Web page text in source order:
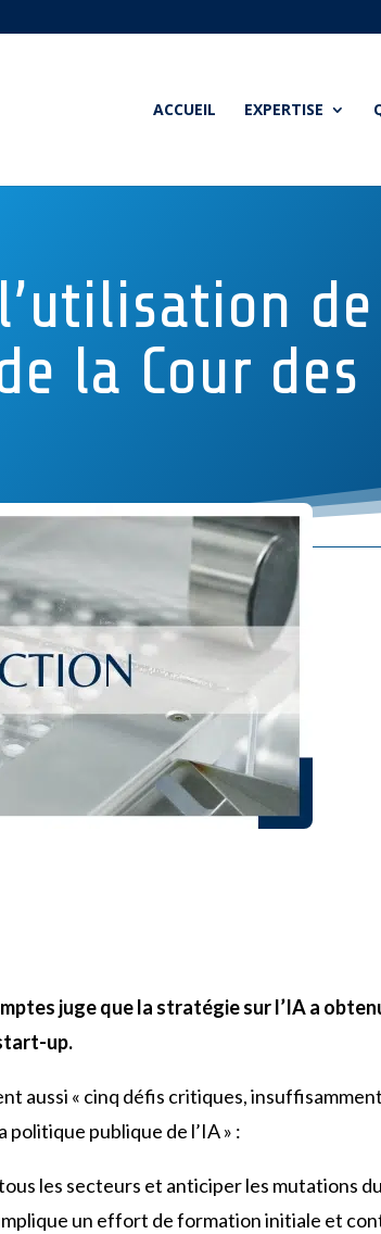
ACCUEIL EXPERTISE
de
la Cour des
juge que la stratégie sur l’IA a
up.
aussi « cinq défis critiques,
publique de l’IA » :
les secteurs et anticiper les mutations
implique un effort de formation initiale et